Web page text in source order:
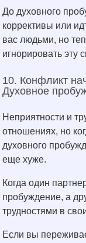
До духовного
коррективы или
вас людьми, но
игнорировать эту
10. Конфликт
Духовное
Неприятности и
отношениях, но
духовного
еще хуже.
Когда один
пробуждение, а
трудностями в
Если вы